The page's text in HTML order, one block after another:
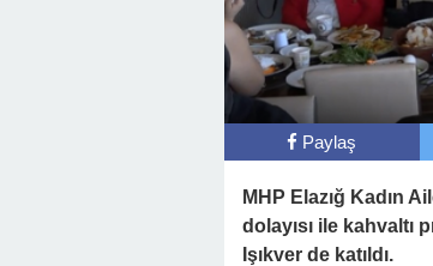
Paylaş
MHP Elazığ Kadın
dolayısı ile kahvaltı
Işıkver de katıldı.